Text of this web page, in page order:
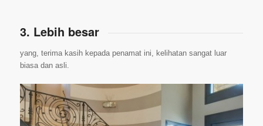
3. Lebih besar
yang, terima kasih kepada penamat ini, kelihatan sangat luar
biasa dan asli.